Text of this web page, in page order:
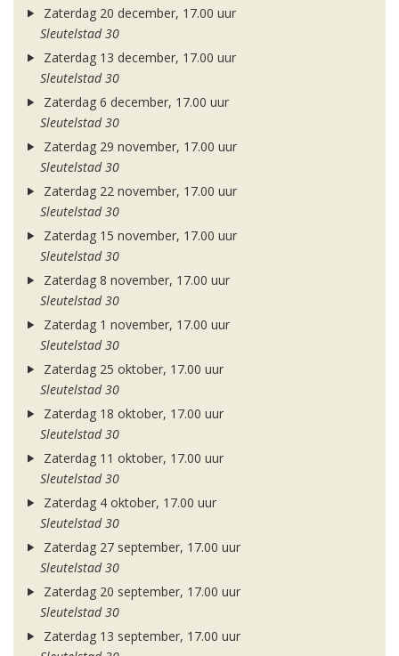
Zaterdag 20 december, 17.00 uur
Sleutelstad 30
Zaterdag 13 december, 17.00 uur
Sleutelstad 30
Zaterdag 6 december, 17.00 uur
Sleutelstad 30
Zaterdag 29 november, 17.00 uur
Sleutelstad 30
Zaterdag 22 november, 17.00 uur
Sleutelstad 30
Zaterdag 15 november, 17.00 uur
Sleutelstad 30
Zaterdag 8 november, 17.00 uur
Sleutelstad 30
Zaterdag 1 november, 17.00 uur
Sleutelstad 30
Zaterdag 25 oktober, 17.00 uur
Sleutelstad 30
Zaterdag 18 oktober, 17.00 uur
Sleutelstad 30
Zaterdag 11 oktober, 17.00 uur
Sleutelstad 30
Zaterdag 4 oktober, 17.00 uur
Sleutelstad 30
Zaterdag 27 september, 17.00 uur
Sleutelstad 30
Zaterdag 20 september, 17.00 uur
Sleutelstad 30
Zaterdag 13 september, 17.00 uur